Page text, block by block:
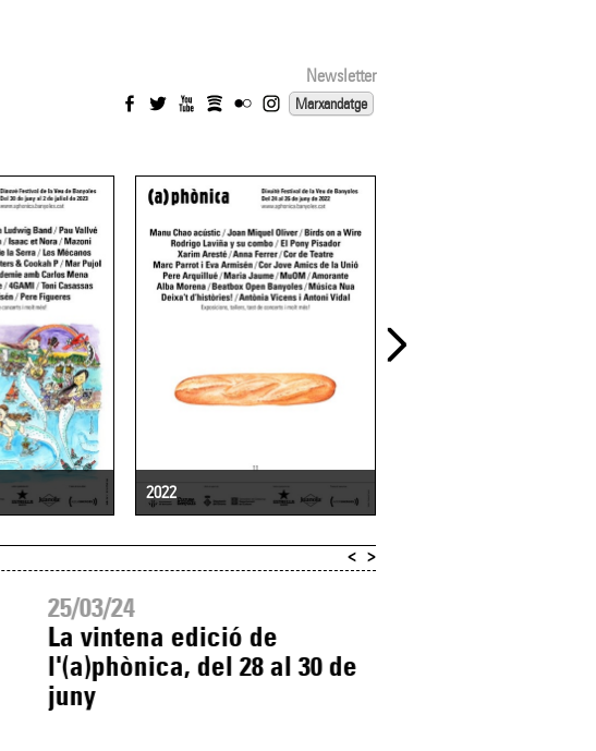
Newsletter
Marxandatge
2022
25/03/24
La vintena edició de
l'(a)phònica, del 28 al 30 de
juny
< >